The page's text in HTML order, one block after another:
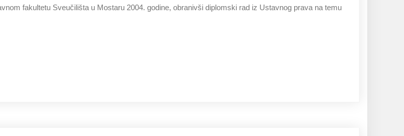
fakultetu Sveučilišta u Mostaru 2004. godine, obranivši diplomski rad iz Ustavnog prava na temu